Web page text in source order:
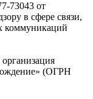
73043 от
в сфере связи,
коммуникаций
(ОГРН